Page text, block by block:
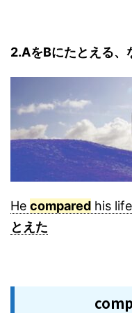
2.AをBにたとえる、
He compared his life
とえた